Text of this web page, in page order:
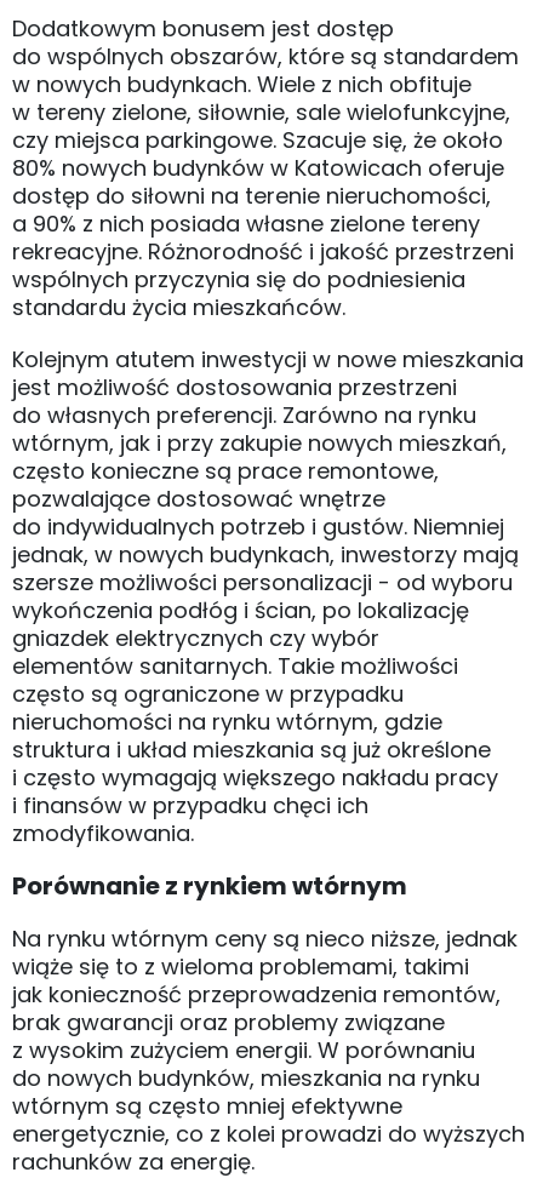
Dodatkowym bonusem jest dostęp
do wspólnych obszarów, które są standardem
w nowych budynkach. Wiele z nich obfituje
w tereny zielone, siłownie, sale wielofunkcyjne,
czy miejsca parkingowe. Szacuje się, że około
80% nowych budynków w Katowicach oferuje
dostęp do siłowni na terenie nieruchomości,
a 90% z nich posiada własne zielone tereny
rekreacyjne. Różnorodność i jakość przestrzeni
wspólnych przyczynia się do podniesienia
standardu życia mieszkańców.
Kolejnym atutem inwestycji w nowe mieszkania
jest możliwość dostosowania przestrzeni
do własnych preferencji. Zarówno na rynku
wtórnym, jak i przy zakupie nowych mieszkań,
często konieczne są prace remontowe,
pozwalające dostosować wnętrze
do indywidualnych potrzeb i gustów. Niemniej
jednak, w nowych budynkach, inwestorzy mają
szersze możliwości personalizacji - od wyboru
wykończenia podłóg i ścian, po lokalizację
gniazdek elektrycznych czy wybór
elementów sanitarnych. Takie możliwości
często są ograniczone w przypadku
nieruchomości na rynku wtórnym, gdzie
struktura i układ mieszkania są już określone
i często wymagają większego nakładu pracy
i finansów w przypadku chęci ich
zmodyfikowania.
Porównanie z rynkiem wtórnym
Na rynku wtórnym ceny są nieco niższe, jednak
wiąże się to z wieloma problemami, takimi
jak konieczność przeprowadzenia remontów,
brak gwarancji oraz problemy związane
z wysokim zużyciem energii. W porównaniu
do nowych budynków, mieszkania na rynku
wtórnym są często mniej efektywne
energetycznie, co z kolei prowadzi do wyższych
rachunków za energię.